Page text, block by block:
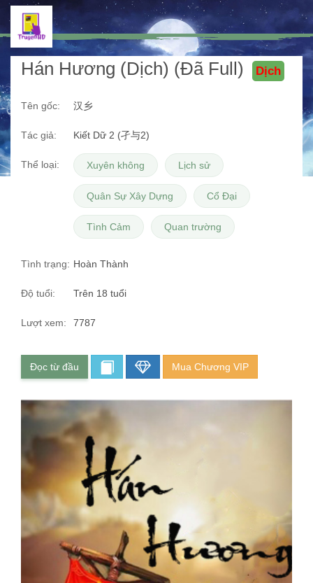
Hán Hương (Dịch) (Đã Full) Dịch
Tên gốc: 汉乡
Tác giả: Kiết Dữ 2 (孑与2)
Thể loại: Xuyên không Lịch sử
Quân Sự Xây Dựng Cổ Đại
Tình Cảm Quan trường
Tình trạng: Hoàn Thành
Độ tuổi: Trên 18 tuổi
Lượt xem: 7787
Đọc từ đầu Mua Chương VIP